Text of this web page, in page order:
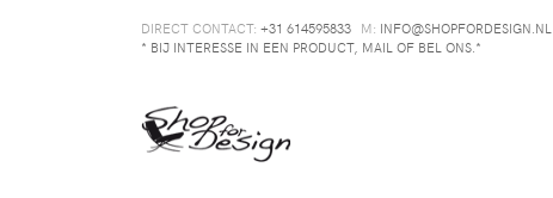
DIRECT CONTACT: +31 614595833 M: INFO@SHOPFORDESIGN.NL
* BIJ INTERESSE IN EEN PRODUCT, MAIL OF BEL ONS.*